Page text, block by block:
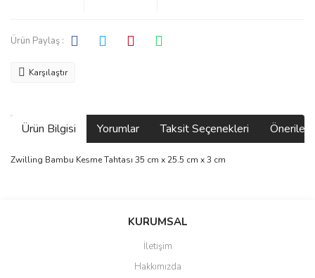
Ürün Paylaş :
Karşılaştır
Ürün Bilgisi Yorumlar Taksit Seçenekleri
Zwilling Bambu Kesme Tahtası 35 cm x 25.5 cm x 3 cm
Bu ürüne ilk yorumu siz yapın!
Ürün resmi kalitesiz, bozuk veya görüntülenemiyor.
KURUMSAL
İletişim
Hakkımızda